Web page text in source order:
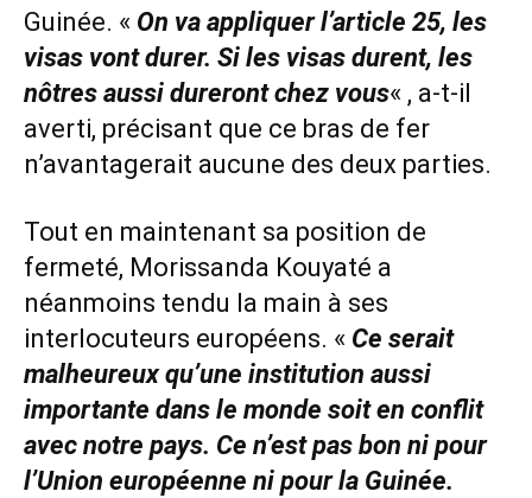
Guinée. « On va appliquer l’article 25, les
visas vont durer. Si les visas durent, les
nôtres aussi dureront chez vous« , a-t-il
averti, précisant que ce bras de fer
n’avantagerait aucune des deux parties.
Tout en maintenant sa position de
fermeté, Morissanda Kouyaté a
néanmoins tendu la main à ses
interlocuteurs européens. « Ce serait
malheureux qu’une institution aussi
importante dans le monde soit en conflit
avec notre pays. Ce n’est pas bon ni pour
l’Union européenne ni pour la Guinée.